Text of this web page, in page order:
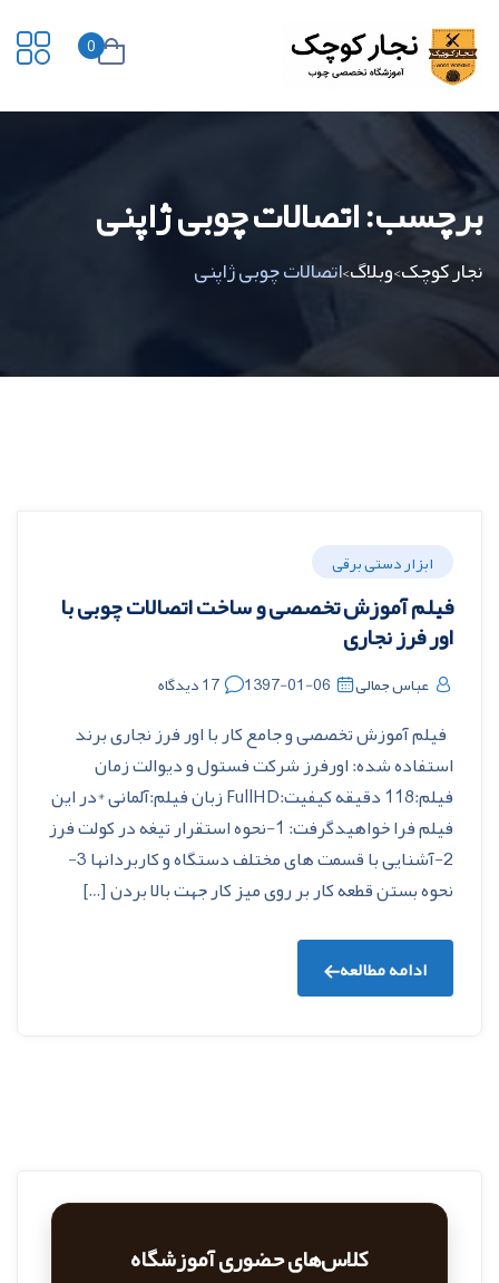
0
برچسب:اتصالات چوبی ژاپنی
نجار کوچک>وبلاگ>اتصالات چوبی ژاپنی
ابزار دستی برقی
فیلم آموزش تخصصی و ساخت اتصالات چوبی با
اور فرز نجاری
عباس جمالی 1397-01-06 17 دیدگاه
فیلم آموزش تخصصی و جامع کار با اور فرز نجاری برند
استفاده شده: اورفرز شرکت فستول و دیوالت زمان
فیلم:118 دقیقه کیفیت:FullHD زبان فیلم:آلمانی *در این
فیلم فرا خواهیدگرفت: 1-نحوه استقرار تیغه در کولت فرز
2-آشنایی با قسمت های مختلف دستگاه و کاربردانها 3-
نحوه بستن قطعه کار بر روی میز کار جهت بالا بردن […]
ادامه مطالعه
کلاس‌های حضوری آموزشگاه